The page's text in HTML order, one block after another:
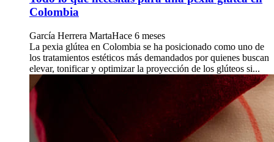
Colombia
García Herrera MartaHace 6 meses
La pexia glútea en Colombia se ha posicionado como uno de
los tratamientos estéticos más demandados por quienes buscan
elevar, tonificar y optimizar la proyección de los glúteos si...